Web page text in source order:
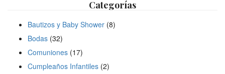
Categorías
Bautizos y Baby Shower (8)
Bodas (32)
Comuniones (17)
Cumpleaños Infantiles (2)